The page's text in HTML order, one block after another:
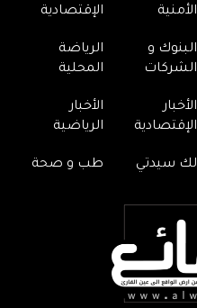
الأمنية
الإقتصادية
البنوك و
الشركات
الرياضة
المحلية
الأخبار
الإقتصادية
الأخبار
الرياضية
لك سيدتي طب و صحة